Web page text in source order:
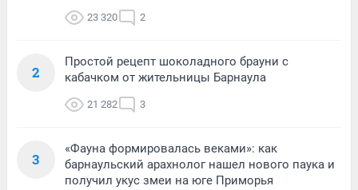
23 320 2
2
Простой рецепт шоколадного брауни с
кабачком от жительницы Барнаула
21 282 3
3
«Фауна формировалась веками»: как
барнаульский арахнолог нашел нового паука и
получил укус змеи на юге Приморья